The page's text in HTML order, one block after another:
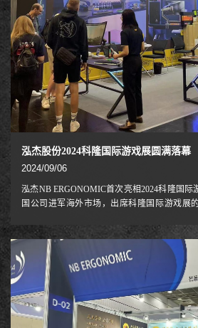
泓杰股份2024科隆国际游戏展圆满落幕
2024/09/06
泓杰NB ERGONOMIC首次亮相2024科隆国
国公司进军海外市场，出席科隆国际游戏展
之一的泓杰NB ERGONOMIC，带来了全新大